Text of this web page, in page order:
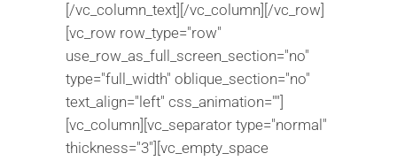
[/vc_column_text][/vc_column][/vc_row]
[vc_row row_type="row"
use_row_as_full_screen_section="no"
type="full_width" oblique_section="no"
text_align="left" css_animation=""]
[vc_column][vc_separator type="normal"
thickness="3"][vc_empty_space